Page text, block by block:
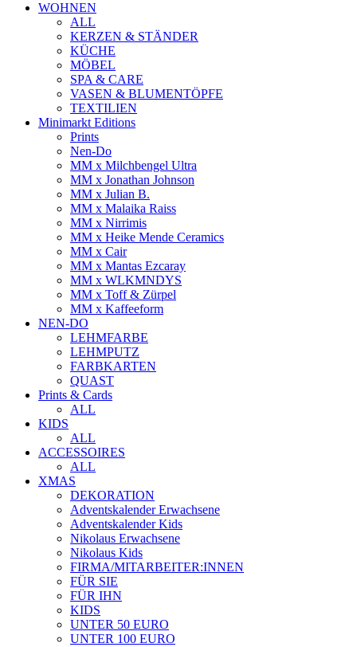
WOHNEN
ALL
KERZEN & STÄNDER
KÜCHE
MÖBEL
SPA & CARE
VASEN & BLUMENTÖPFE
TEXTILIEN
Minimarkt Editions
Prints
Nen-Do
MM x Milchbengel Ultra
MM x Jonathan Johnson
MM x Julian B.
MM x Malaika Raiss
MM x Nirrimis
MM x Heike Mende Ceramics
MM x Cair
MM x Mantas Ezcaray
MM x WLKMNDYS
MM x Toff & Zürpel
MM x Kaffeeform
NEN-DO
LEHMFARBE
LEHMPUTZ
FARBKARTEN
QUAST
Prints & Cards
ALL
KIDS
ALL
ACCESSOIRES
ALL
XMAS
DEKORATION
Adventskalender Erwachsene
Adventskalender Kids
Nikolaus Erwachsene
Nikolaus Kids
FIRMA/MITARBEITER:INNEN
FÜR SIE
FÜR IHN
KIDS
UNTER 50 EURO
UNTER 100 EURO